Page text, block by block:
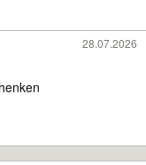
28.07.2026